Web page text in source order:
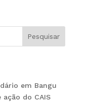
Pesquisar
em Bangu
do CAIS